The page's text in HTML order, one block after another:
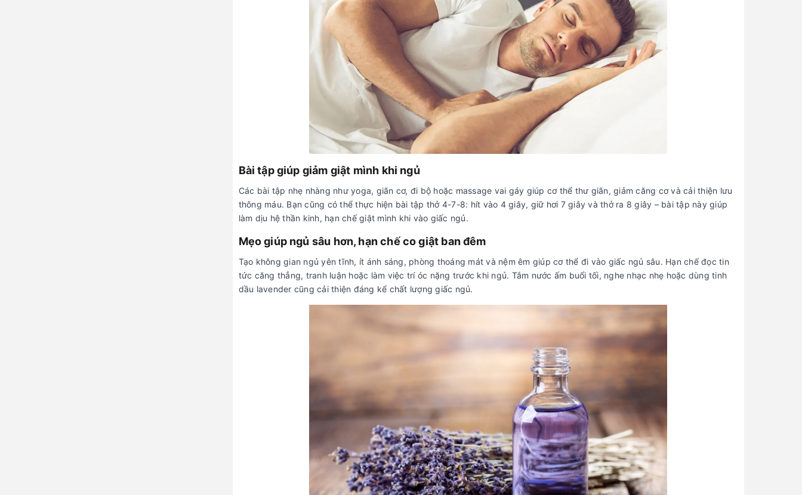
Bài tập giúp giảm giật mình khi ngủ
Các bài tập nhẹ nhàng như yoga, giãn cơ, đi bộ hoặc massage vai gáy giúp cơ thể thư giãn, giảm căng cơ và cải thiện lưu
thông máu. Bạn cũng có thể thực hiện bài tập thở 4-7-8: hít vào 4 giây, giữ hơi 7 giây và thở ra 8 giây – bài tập này giúp
làm dịu hệ thần kinh, hạn chế giật mình khi vào giấc ngủ.
Mẹo giúp ngủ sâu hơn, hạn chế co giật ban đêm
Tạo không gian ngủ yên tĩnh, ít ánh sáng, phòng thoáng mát và nệm êm giúp cơ thể đi vào giấc ngủ sâu. Hạn chế đọc tin
tức căng thẳng, tranh luận hoặc làm việc trí óc nặng trước khi ngủ. Tắm nước ấm buổi tối, nghe nhạc nhẹ hoặc dùng tinh
dầu lavender cũng cải thiện đáng kể chất lượng giấc ngủ.